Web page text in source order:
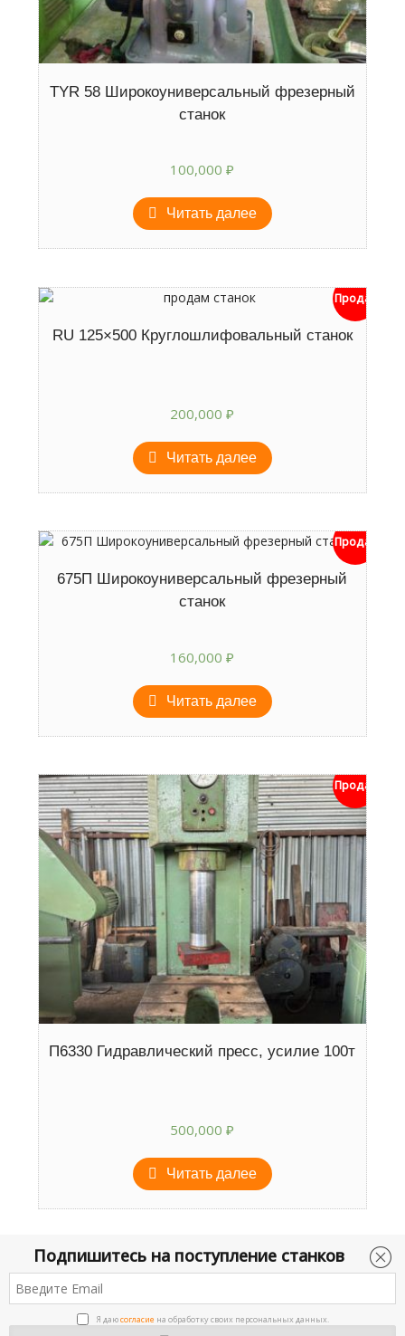
Подпишитесь на поступление станков
Я даюсогласиена обработку своих персональных данных.
TYR 58 Широкоуниверсальный фрезерный
станок
100,000₽
Читать далее
Продан
RU 125×500 Круглошлифовальный станок
200,000₽
Читать далее
Продан
675П Широкоуниверсальный фрезерный
станок
160,000₽
Читать далее
Продан
П6330 Гидравлический пресс, усилие 100т
500,000₽
Читать далее
ст-ок.ру © Все права защищены.